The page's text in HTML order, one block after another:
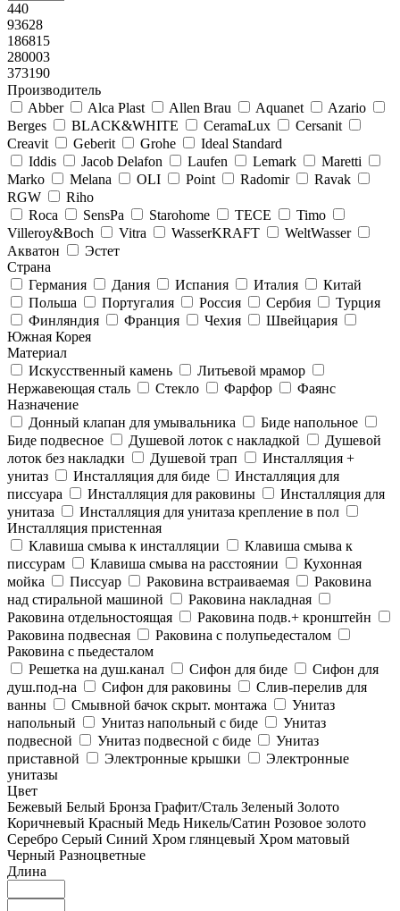
440
93628
186815
280003
373190
Производитель
Abber
Alca Plast Allen Brau Aquanet
Azario
Berges
BLACK&WHITE CeramaLux
Cersanit
Creavit
Geberit Grohe
Ideal Standard
Iddis
Jacob Delafon Laufen Lemark
Maretti
Marko
Melana OLI Point Radomir
Ravak
RGW
Riho
Roca
SensPa Starohome TECE
Timo
Villeroy&Boсh
Vitra WasserKRAFT
WeltWasser
Акватон
Эстет
Страна
Германия
Дания Испания Италия
Китай
Польша
Португалия Россия Сербия
Турция
Финляндия
Франция Чехия
Швейцария
Южная Корея
Материал
Искусственный камень
Литьевой мрамор
Нержавеющая сталь
Стекло Фарфор
Фаянс
Назначение
Донный клапан для умывальника
Биде напольное
Биде подвесное
Душевой лоток с накладкой
Душевой
лоток без накладки
Душевой трап
Инсталляция +
унитаз
Инсталляция для биде
Инсталляция для
писсуара
Инсталляция для раковины
Инсталляция для
унитаза
Инсталляция для унитаза крепление в пол
Инсталляция пристенная
Клавиша смыва к инсталляции
Клавиша смыва к
писсурам
Клавиша смыва на расстоянии
Кухонная
мойка
Писсуар Раковина встраиваемая
Раковина
над стиральной машиной
Раковина накладная
Раковина отдельностоящая
Раковина подв.+ кронштейн
Раковина подвесная
Раковина с полупьедесталом
Раковина с пьедесталом
Решетка на душ.канал
Сифон для биде
Сифон для
душ.под-на
Сифон для раковины
Слив-перелив для
ванны
Смывной бачок скрыт. монтажа
Унитаз
напольный
Унитаз напольный с биде
Унитаз
подвесной
Унитаз подвесной с биде
Унитаз
приставной
Электронные крышки
Электронные
унитазы
Цвет
Бежевый Белый Бронза Графит/Сталь Зеленый Золото
Коричневый Красный Медь Никель/Сатин Розовое золото
Серебро Серый Синий Хром глянцевый Хром матовый
Черный Разноцветные
Длина